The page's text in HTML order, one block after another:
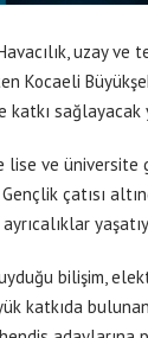
uzay ve
Kocaeli
katkı
ve üniversite
Gençlik çatısı
bilişim,
katkıda